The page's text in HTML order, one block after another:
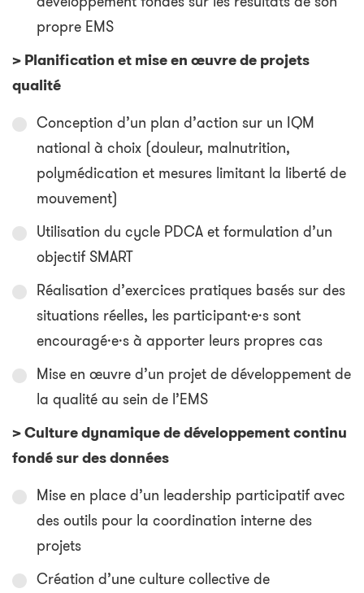
propre EMS
> Planification et mise en œuvre de projets
qualité
Conception d’un plan d’action sur un IQM
national à choix (douleur, malnutrition,
polymédication et mesures limitant la liberté de
mouvement)
Utilisation du cycle PDCA et formulation d’un
objectif SMART
Réalisation d’exercices pratiques basés sur des
situations réelles, les participant·e·s sont
encouragé·e·s à apporter leurs propres cas
Mise en œuvre d’un projet de développement de
la qualité au sein de l’EMS
> Culture dynamique de développement continu
fondé sur des données
Mise en place d’un leadership participatif avec
des outils pour la coordination interne des
projets
Création d’une culture collective de